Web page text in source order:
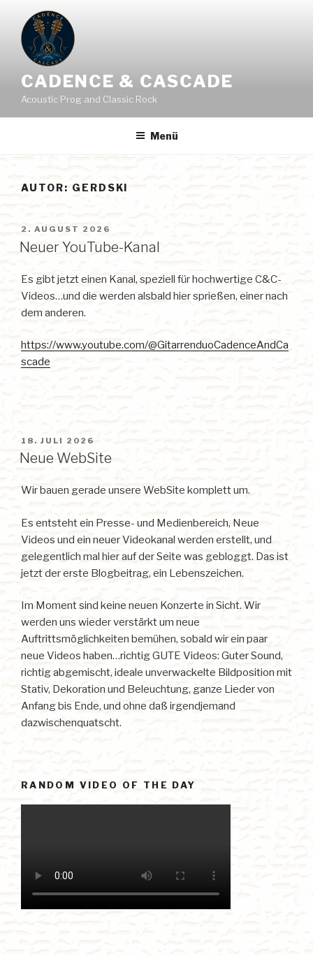
Inhalt
springen
CADENCE & CASCADE
Acoustic Prog and Classic Rock
Menü
AUTOR: GERDSKI
VERÖFFENTLICHT
AM
2. AUGUST 2026
Neuer YouTube-Kanal
Es gibt jetzt einen Kanal, speziell für hochwertige C&C-
Videos…und die werden alsbald hier sprießen, einer nach
dem anderen.
https://www.youtube.com/@GitarrenduoCadenceAndCa
scade
VERÖFFENTLICHT
AM
18. JULI 2026
Neue WebSite
Wir bauen gerade unsere WebSite komplett um.
Es entsteht ein Presse- und Medienbereich, Neue
Videos und ein neuer Videokanal werden erstellt, und
gelegentlich mal hier auf der Seite was gebloggt. Das ist
jetzt der erste Blogbeitrag, ein Lebenszeichen.
Im Moment sind keine neuen Konzerte in Sicht. Wir
werden uns wieder verstärkt um neue
Auftrittsmöglichkeiten bemühen, sobald wir ein paar
neue Videos haben…richtig GUTE Videos: Guter Sound,
richtig abgemischt, ideale unverwackelte Bildposition mit
Stativ, Dekoration und Beleuchtung, ganze Lieder von
Anfang bis Ende, und ohne daß irgendjemand
dazwischenquatscht.
RANDOM VIDEO OF THE DAY